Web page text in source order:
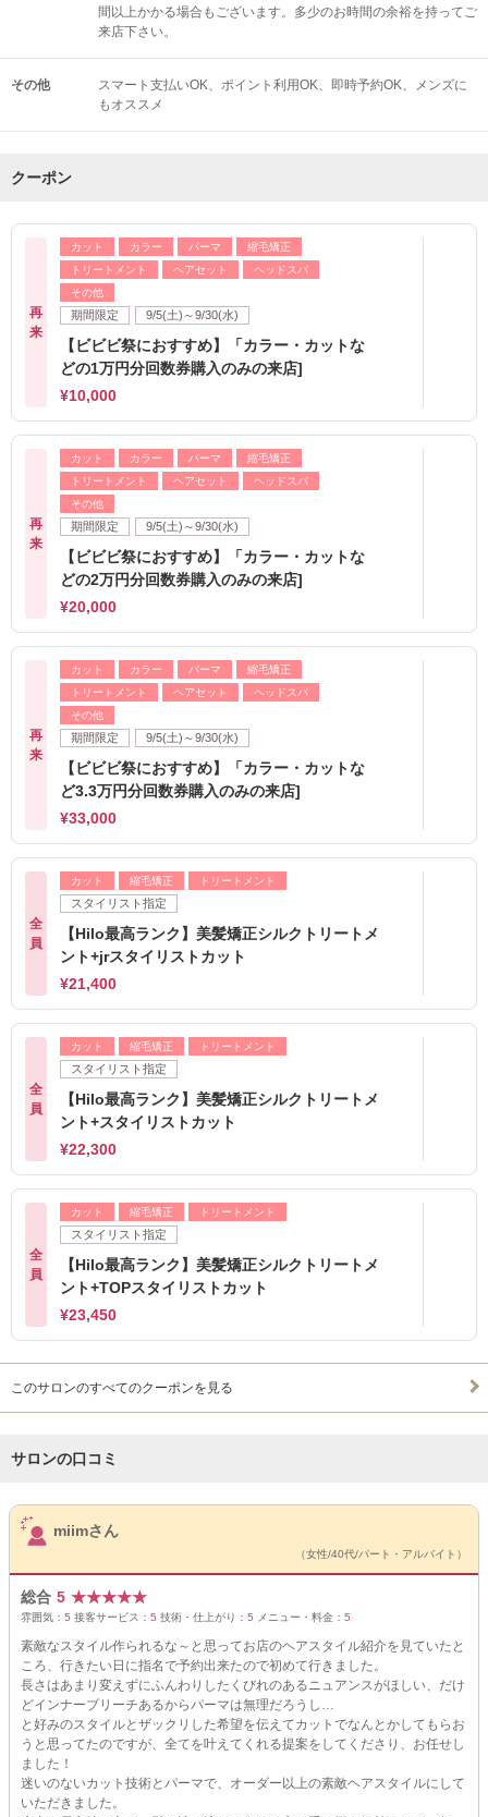
間以上かかる場合もございます。多少のお時間の余裕を持ってご
来店下さい。
その他 スマート支払いOK ポイント利用OK 即時予約OK
メンズに
もオススメ
クーポン
再
来
カット カラー パーマ
縮毛矯正
トリートメント
ヘアセット
ヘッドスパ
その他
期間限定 9/5(土)～9/30(水)
【ビビビ祭におすすめ】「カラー・カットな
どの1万円分回数券購入のみの来店]
¥10,000
再
来
カット カラー パーマ
縮毛矯正
トリートメント
ヘアセット
ヘッドスパ
その他
期間限定 9/5(土)～9/30(水)
【ビビビ祭におすすめ】「カラー・カットな
どの2万円分回数券購入のみの来店]
¥20,000
再
来
カット カラー パーマ
縮毛矯正
トリートメント
ヘアセット
ヘッドスパ
その他
期間限定 9/5(土)～9/30(水)
【ビビビ祭におすすめ】「カラー・カットな
ど3.3万円分回数券購入のみの来店]
¥33,000
全
員
カット 縮毛矯正 トリートメント
スタイリスト指定
【Hilo最高ランク】美髪矯正シルクトリートメ
ント+jrスタイリストカット
¥21,400
全
員
カット 縮毛矯正 トリートメント
スタイリスト指定
【Hilo最高ランク】美髪矯正シルクトリートメ
ント+スタイリストカット
¥22,300
全
員
カット 縮毛矯正 トリートメント
スタイリスト指定
【Hilo最高ランク】美髪矯正シルクトリートメ
ント+TOPスタイリストカット
¥23,450
このサロンのすべてのクーポンを見る
サロンの口コミ
サロンPick Up
miimさん
（女性/40代/パート・アルバイト）
総合 5 ★★★★★
雰囲気： 5 接客サービス： 5 技術・仕上がり： 5 メニュー・料金： 5
素敵なスタイル作られるな～と思ってお店のヘアスタイル紹介を見ていたと
ころ、行きたい日に指名で予約出来たので初めて行きました。
長さはあまり変えずにふんわりしたくびれのあるニュアンスがほしい、だけ
どインナーブリーチあるからパーマは無理だろうし…
と好みのスタイルとザックリした希望を伝えてカットでなんとかしてもらお
うと思ってたのですが、全てを叶えてくれる提案をしてくださり、お任せし
ました！
迷いのないカット技術とパーマで、オーダー以上の素敵ヘアスタイルにして
いただきました。